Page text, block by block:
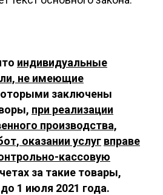
индивидуальные
не имеющие
заключены
при реализации
производства,
оказании услуг вправе
кассовую
за такие товары,
1 июля 2021 года.